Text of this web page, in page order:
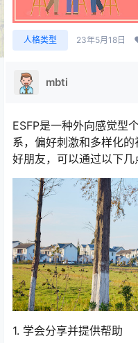
人格类型 23年5月18日
mbti
ESFP是一种外向感觉型
系，偏好刺激和多样化
好朋友，可以通过以下几
1. 学会分享并提供帮助